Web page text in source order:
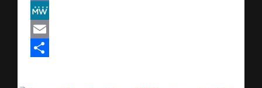
VK
MeWe
Email